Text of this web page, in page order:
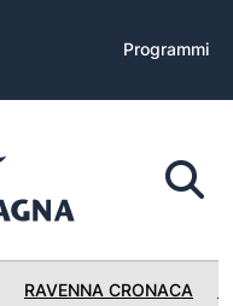
Programmi
RAVENNA CRONACA